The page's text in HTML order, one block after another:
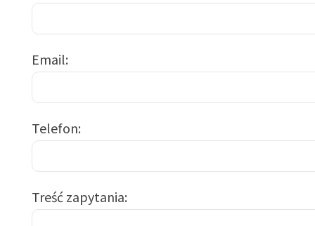
Email
Telefon
Treść zapytania